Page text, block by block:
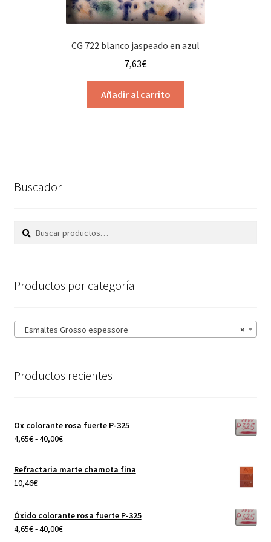
de
producto
CG 722 blanco jaspeado en azul
7,63€
Añadir al carrito
Buscador
Buscar
Buscar
Productos por categoría
×
Esmaltes Grosso espessore
Productos recientes
Ox colorante rosa fuerte P-325
4,65€-40,00€Rango
precios:
40,00€
Refractaria marte chamota fina
10,46€
Óxido colorante rosa fuerte P-325
4,65€-40,00€Rango